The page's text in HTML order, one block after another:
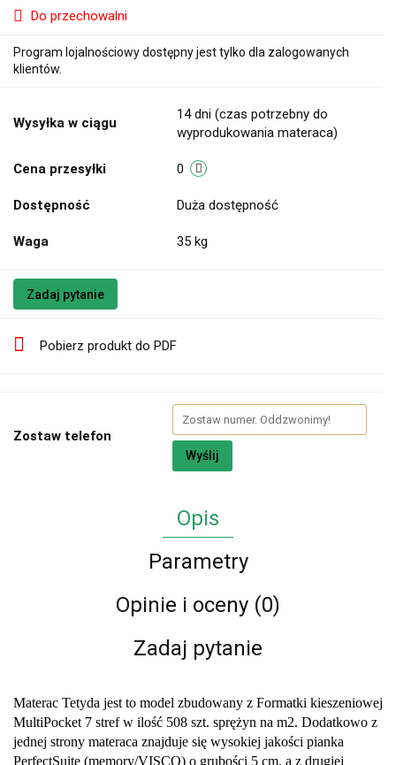
Do przechowalni
Program lojalnościowy dostępny jest tylko dla zalogowanych
klientów.
Wysyłka w ciągu
14 dni (czas potrzebny do
wyprodukowania materaca)
Cena przesyłki 0
Dostępność Duża dostępność
Waga 35 kg
Zadaj pytanie
Pobierz produkt do PDF
Zostaw telefon
Wyślij
Opis
Parametry
Opinie i oceny (0)
Zadaj pytanie
Materac Tetyda jest to model zbudowany z Formatki kieszeniowej
MultiPocket 7 stref w ilość 508 szt. sprężyn na m2. Dodatkowo z
jednej strony materaca znajduje się wysokiej jakości pianka
PerfectSuite (memory/VISCO) o grubości 5 cm, a z drugiej